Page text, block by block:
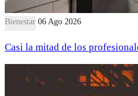
Bienestar 06 Ago 2026
Casi la mitad de los